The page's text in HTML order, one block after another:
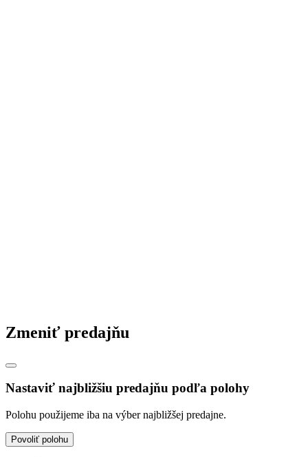
Zmeniť predajňu
Nastaviť najbližšiu predajňu podľa polohy
Polohu použijeme iba na výber najbližšej predajne.
Povoliť polohu